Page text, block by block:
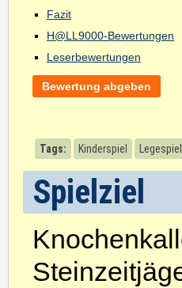
Fazit
H@LL9000-Bewertungen
Leserbewertungen
Bewertung abgeben
Tags: Kinderspiel Legespiel
Spielziel